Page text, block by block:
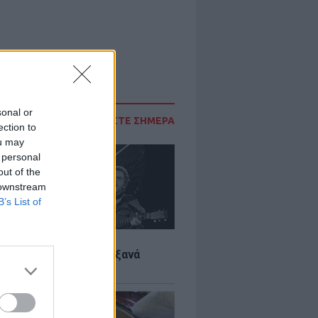
or
to
may
of the
List of
ΔΙΑΒΑΣΤΕ ΣΗΜΕΡΑ
wonders που έγιναν ξανά
από… ατύχημα